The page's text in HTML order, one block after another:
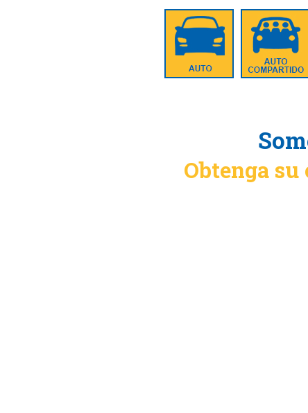
Obtenga